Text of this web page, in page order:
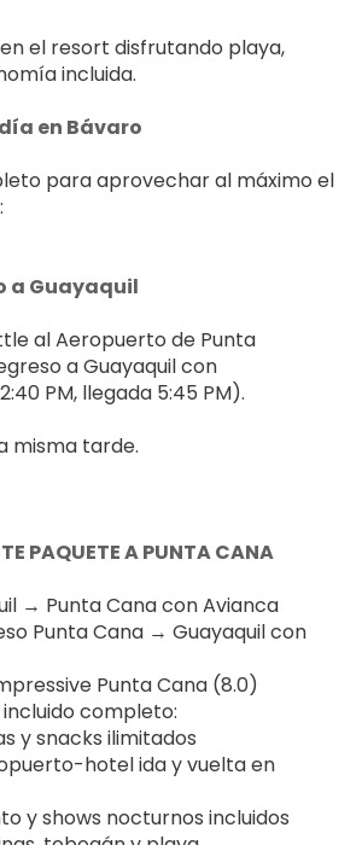
el resort disfrutando playa,
incluida.
en Bávaro
para aprovechar al máximo el
a Guayaquil
al Aeropuerto de Punta
a Guayaquil con
PM, llegada 5:45 PM).
misma tarde.
PAQUETE A PUNTA CANA
→ Punta Cana con Avianca
Punta Cana → Guayaquil con
Punta Cana (8.0)
completo:
y snacks ilimitados
hotel ida y vuelta en
y shows nocturnos incluidos